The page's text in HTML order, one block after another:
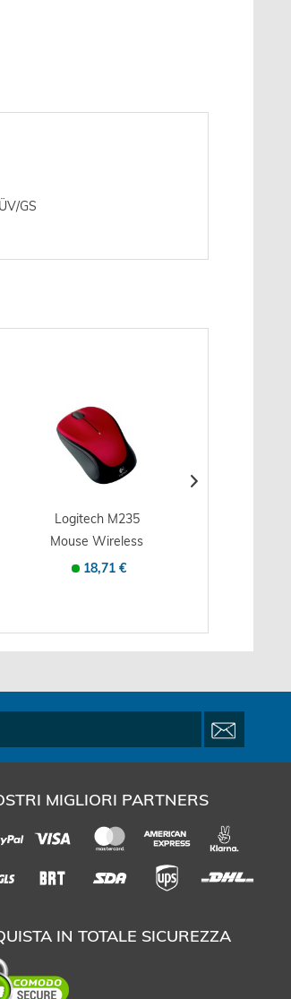
GS
Logitech M235
Mouse Wireless
Red - Mouse -
18,71 €
MIGLIORI PARTNERS
IN TOTALE SICUREZZA